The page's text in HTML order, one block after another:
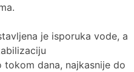
je isporuka vode, a
dana, najkasnije do